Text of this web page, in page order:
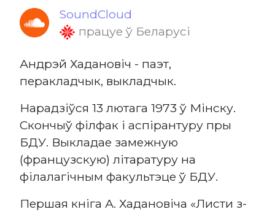
SoundCloud
працуе ў Беларусі
Андрэй Хадановіч - паэт,
перакладчык, выкладчык.
Нарадзіўся 13 лютага 1973 ў Мінску.
Скончыў філфак i аспірантуру пры
БДУ. Выкладае замежную
(французскую) літаратуру на
філалагічным факультэце ў БДУ.
Першая кніга А. Хадановіча «Листи з-